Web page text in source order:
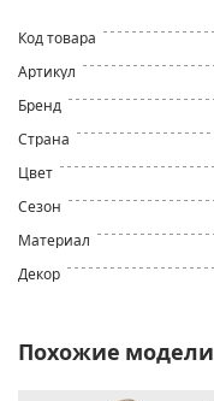
Код товара
Артикул
Бренд
Страна
Цвет
Сезон
Материал
Декор
Похожие модели